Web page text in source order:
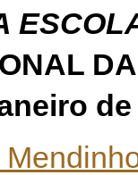
de